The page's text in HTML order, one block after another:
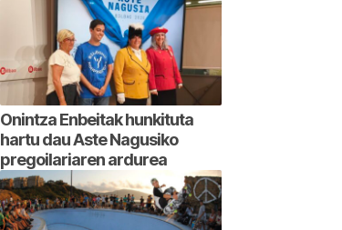
Onintza Enbeitak hunkituta
hartu dau Aste Nagusiko
pregoilariaren ardurea